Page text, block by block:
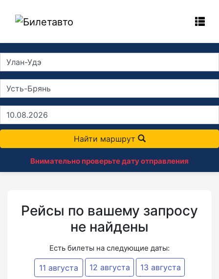
Найти маршрут
Внимательно проверьте дату отправления
Рейсы по вашему запросу
не найдены
Есть билеты на следующие даты:
11 августа 12 августа 13 августа